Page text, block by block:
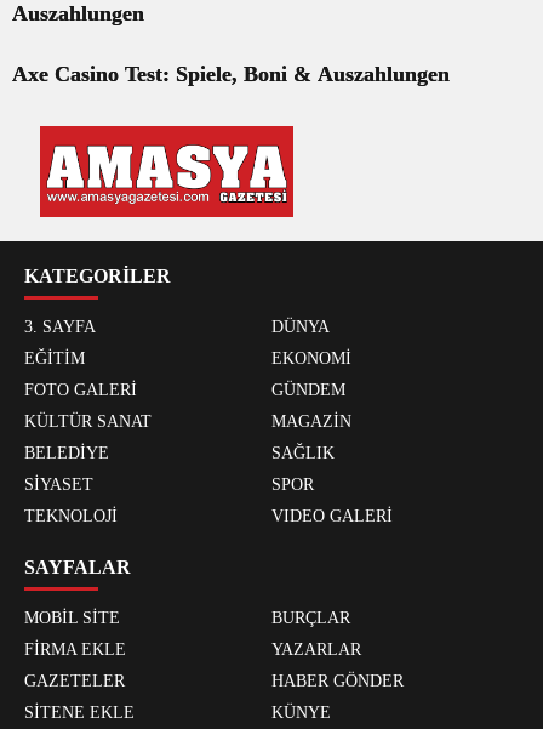
Auszahlungen
Axe Casino Test: Spiele, Boni & Auszahlungen
KATEGORİLER
3. SAYFA
DÜNYA
EĞİTİM
EKONOMİ
FOTO GALERİ
GÜNDEM
KÜLTÜR SANAT
MAGAZİN
BELEDİYE
SAĞLIK
SİYASET
SPOR
TEKNOLOJİ
VIDEO GALERİ
SAYFALAR
MOBİL SİTE
BURÇLAR
FİRMA EKLE
YAZARLAR
GAZETELER
HABER GÖNDER
SİTENE EKLE
KÜNYE